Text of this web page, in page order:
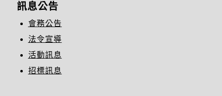
訊息公告
會務公告
法令宣導
活動訊息
招標訊息